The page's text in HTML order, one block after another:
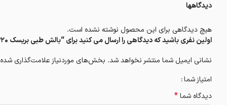
دیدگاهها
هیچ دیدگاهی برای این محصول نوشته نشده است.
اولین نفری باشید که دیدگاهی را ارسال می کنید برای “بالش طبی بریسک MP20”
نشانی ایمیل شما منتشر نخواهد شد. بخش‌های موردنیاز علامت‌گذاری
امتیاز شما
دیدگاه شما*